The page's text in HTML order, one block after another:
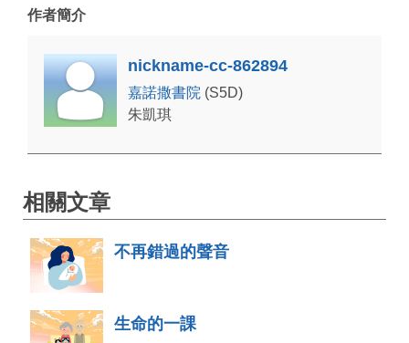
作者簡介
nickname-cc-862894
嘉諾撒書院 (S5D)
朱凱琪
相關文章
不再錯過的聲音
生命的一課